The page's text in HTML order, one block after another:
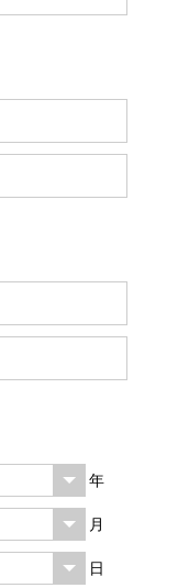
年
月
日